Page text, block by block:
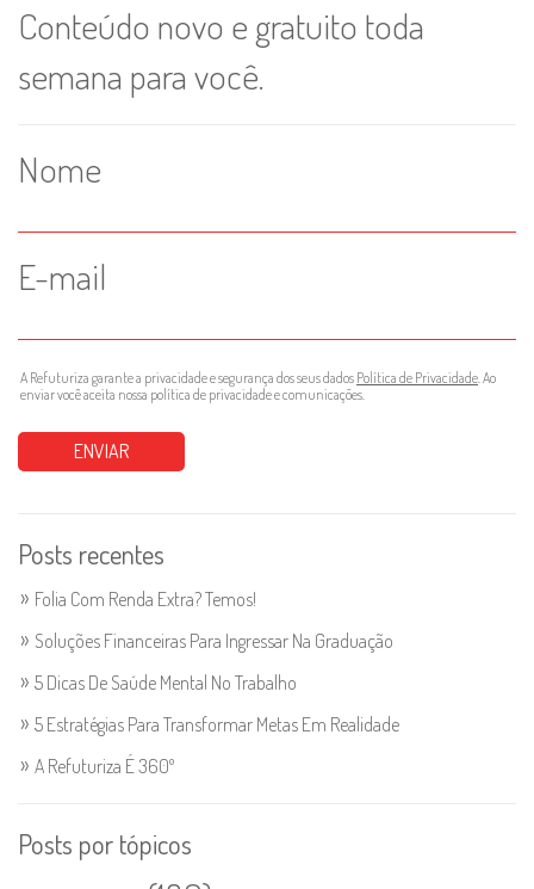
Conteúdo novo e gratuito toda
semana para você.
Nome
E-mail
A Refuturiza garante a privacidade e segurança dos seus dados Política de Privacidade . Ao
enviar você aceita nossa política de privacidade e comunicações.
Posts recentes
Folia Com Renda Extra? Temos!
Soluções Financeiras Para Ingressar Na Graduação
5 Dicas De Saúde Mental No Trabalho
5 Estratégias Para Transformar Metas Em Realidade
A Refuturiza É 360º
Posts por tópicos